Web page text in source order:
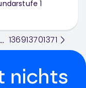
1
... 136913701371
nichts